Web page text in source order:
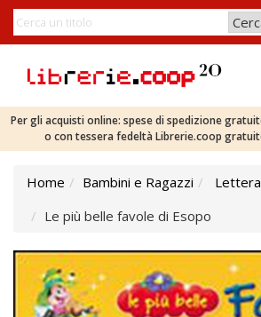
Per gli acquisti online: spese di spedizione
o con tessera fedeltà Librerie.coop
Home Bambini e Ragazzi
Le più belle favole di Esopo